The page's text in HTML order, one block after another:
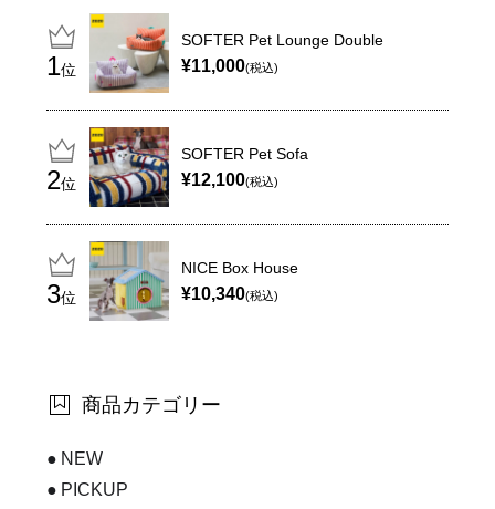
位
SOFTER Pet Lounge Double
¥11,000(税込)
位
SOFTER Pet Sofa
¥12,100(税込)
位
NICE Box House
¥10,340(税込)
商品カテゴリー
NEW
PICKUP